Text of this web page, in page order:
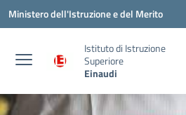
Vai ai contenuti
Vai al menu di navigazione
Vai al footer
Ministero dell'Istruzione e del Merito
Istituto di Istruzione
Superiore
Einaudi